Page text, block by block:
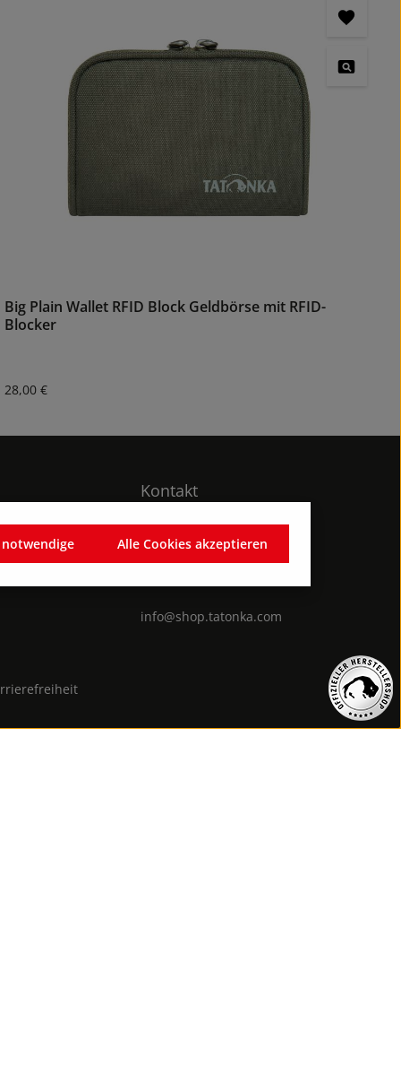
Big Plain Wallet RFID Block Geldbörse mit RFID-
Blocker
Regulärer Preis:
28,00 €
Kontakt
EXPedition GmbH
Rudolf-Diesel-Str. 3
info@shop.tatonka.com
Alle Cookies akzeptieren